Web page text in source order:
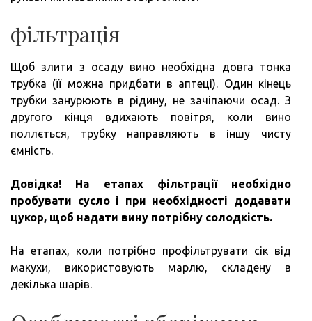
фільтрація
Щоб злити з осаду вино необхідна довга тонка
трубка (її можна придбати в аптеці). Один кінець
трубки занурюють в рідину, не зачіпаючи осад. З
другого кінця вдихають повітря, коли вино
поллється, трубку направляють в іншу чисту
ємність.
Довідка!
На етапах фільтрації необхідно
пробувати сусло і при необхідності додавати
цукор, щоб надати вину потрібну солодкість.
На етапах, коли потрібно профільтрувати сік від
макухи, використовують марлю, складену в
декілька шарів.